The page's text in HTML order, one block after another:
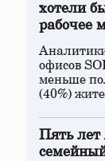
хотели
рабочее
офисов
меньше
(40%)
Пять лет